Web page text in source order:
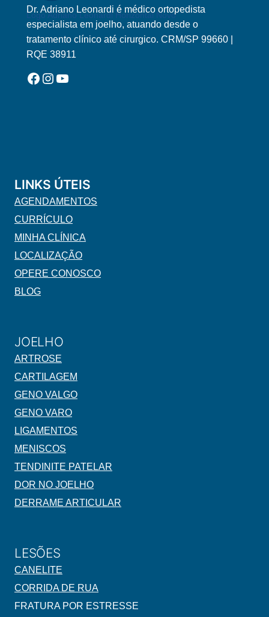
Logo Adriano Leonardi Horizontal Novo
Dr. Adriano Leonardi é médico ortopedista
especialista em joelho, atuando desde o
tratamento clínico até cirurgico. CRM/SP 99660 |
RQE 38911
Facebook
Instagram
YouTube
LINKS ÚTEIS
AGENDAMENTOS
CURRÍCULO
MINHA CLÍNICA
LOCALIZAÇÃO
OPERE CONOSCO
BLOG
JOELHO
ARTROSE
CARTILAGEM
GENO VALGO
GENO VARO
LIGAMENTOS
MENISCOS
TENDINITE PATELAR
DOR NO JOELHO
DERRAME ARTICULAR
LESÕES
CANELITE
CORRIDA DE RUA
FRATURA POR ESTRESSE